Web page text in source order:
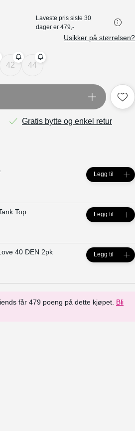
Laveste pris siste 30
dager er 479,-
Usikker på størrelsen?
42 44
Gratis bytte og enkel retur
får 479 poeng på dette kjøpet. Bli
Legg til
Top Legg til
40 DEN 2pk Legg til